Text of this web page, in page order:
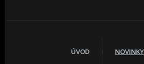
ÚVOD NOVINKY